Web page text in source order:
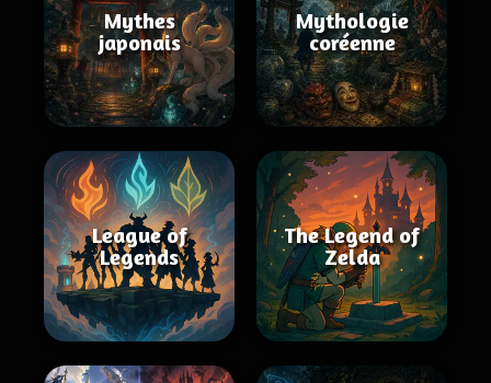
Mythes
japonais
Mythologie
coréenne
League of
Legends
The Legend of
Zelda